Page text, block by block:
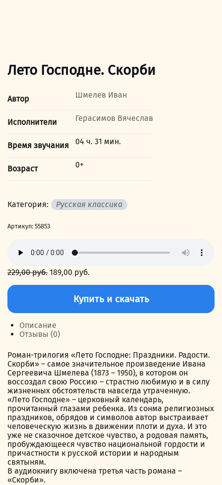
Лето Господне. Скорби
Автор Шмелев Иван
Исполнители Герасимов Вячеслав
Время звучания 04 ч. 31 мин.
Возраст 0+
Категория: Русская классика
Артикул: 55853
229,00руб. Первоначальная
229,00 руб..
189,00 руб.
Количество
Лето
Господне.
Скорби
Купить и скачать
Описание
Отзывы (0)
Роман-трилогия «Лето Господне: Праздники. Радости.
Скорби» – самое значительное произведение Ивана
Сергеевича Шмелева (1873 – 1950), в котором он
воссоздал свою Россию – страстно любимую и в силу
жизненных обстоятельств навсегда утраченную.
«Лето Господне» – церковный календарь,
прочитанный глазами ребенка. Из сонма религиозных
праздников, обрядов и символов автор выстраивает
человеческую жизнь в движении плоти и духа. И это
уже не сказочное детское чувство, а родовая память,
пробуждающееся чувство национальной гордости и
причастности к русской истории и народным
святыням.
В аудиокнигу включена третья часть романа –
«Скорби».